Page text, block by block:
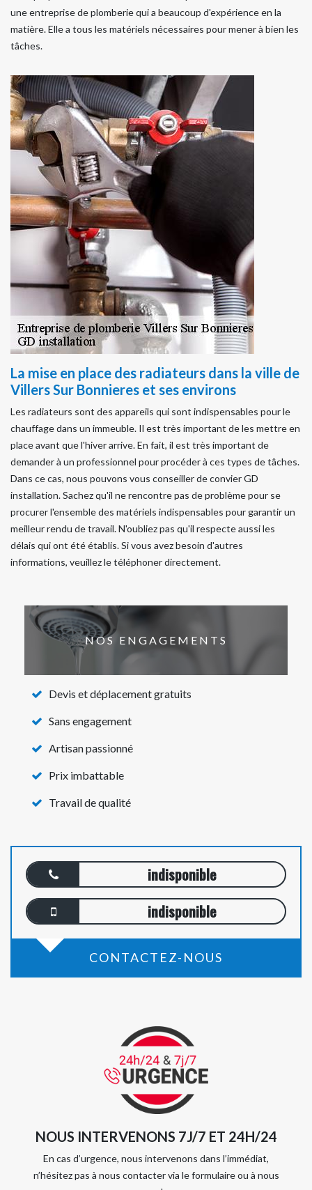
une entreprise de plomberie qui a beaucoup d'expérience en la
matière. Elle a tous les matériels nécessaires pour mener à bien les
tâches.
La mise en place des radiateurs dans la ville de
Villers Sur Bonnieres et ses environs
Les radiateurs sont des appareils qui sont indispensables pour le
chauffage dans un immeuble. Il est très important de les mettre en
place avant que l'hiver arrive. En fait, il est très important de
demander à un professionnel pour procéder à ces types de tâches.
Dans ce cas, nous pouvons vous conseiller de convier GD
installation. Sachez qu'il ne rencontre pas de problème pour se
procurer l'ensemble des matériels indispensables pour garantir un
meilleur rendu de travail. N'oubliez pas qu'il respecte aussi les
délais qui ont été établis. Si vous avez besoin d'autres
informations, veuillez le téléphoner directement.
NOS ENGAGEMENTS
Devis et déplacement gratuits
Sans engagement
Artisan passionné
Prix imbattable
Travail de qualité
indisponible
indisponible
CONTACTEZ-NOUS
NOUS INTERVENONS 7J/7 ET 24H/24
En cas d’urgence, nous intervenons dans l’immédiat,
n’hésitez pas à nous contacter via le formulaire ou à nous